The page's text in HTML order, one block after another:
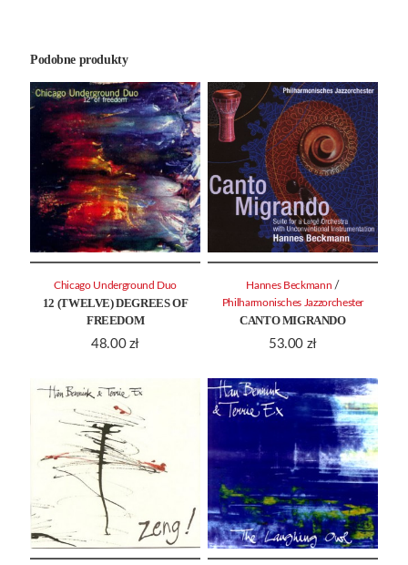
Podobne produkty
12 (TWELVE) DEGREES OF
FREEDOM
48.00 zł
Chicago Underground Duo
CANTO MIGRANDO
53.00 zł
Hannes Beckmann /
Philharmonisches Jazzorchester